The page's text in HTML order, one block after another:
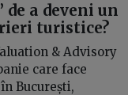
a deveni un
turistice?
& Advisory
care face
București,